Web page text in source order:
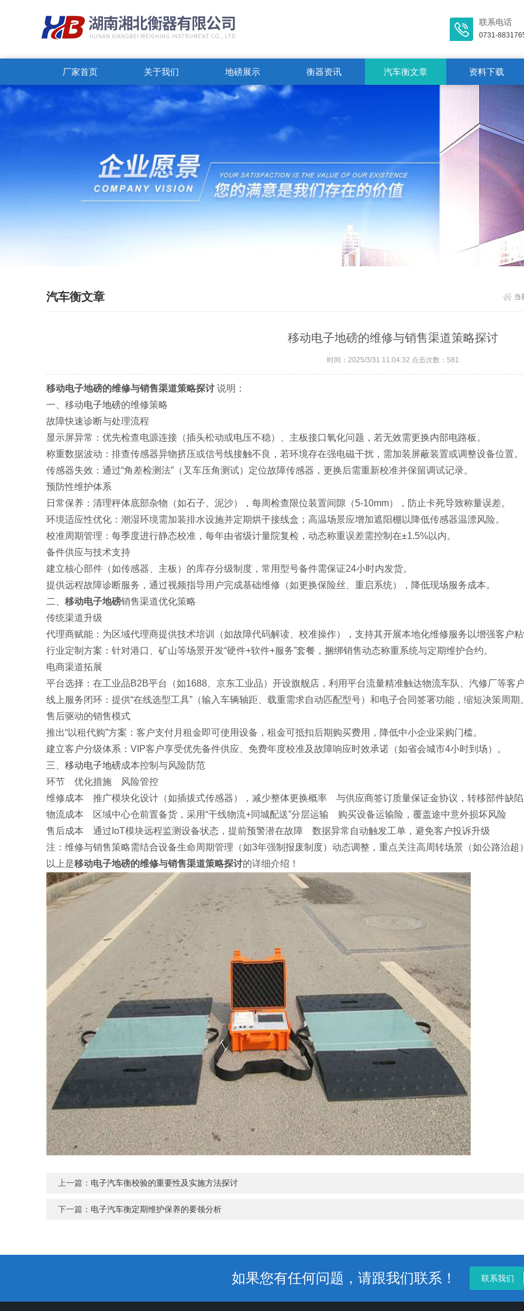
联系电话
0731-
厂家首页 关于我们 地磅展示 衡器资讯 汽车衡文章 资料下载
汽车衡文章 当
移动电子地磅的维修与销售渠道策略探讨
时间：2025/3/31 11:04:32 点击次数：581
移动电子地磅的维修与销售渠道策略探讨说明：
一、移动电子地磅的维修策略
‌故障快速诊断与处理流程‌
‌显示屏异常‌：优先检查电源连接（插头松动或电压不稳）、主板接口氧化问题，若无效需更换内部电路板‌。
‌称重数据波动‌：排查传感器异物挤压或信号线接触不良，若环境存在强电磁干扰，需加装屏蔽装置或调整设备位置‌。
‌传感器失效‌：通过“角差检测法”（叉车压角测试）定位故障传感器，更换后需重新校准并保留调试记录‌。
‌预防性维护体系‌
‌日常保养‌：清理秤体底部杂物（如石子、泥沙），每周检查限位装置间隙（5-10mm），防止卡死导致称量误差‌。
‌环境适应性优化‌：潮湿环境需加装排水设施并定期烘干接线盒；高温场景应增加遮阳棚以降低传感器温漂风险‌。
‌校准周期管理‌：每季度进行静态校准，每年由省级计量院复检，动态称重误差需控制在±1.5%以内‌。
‌备件供应与技术支持‌
建立核心部件（如传感器、主板）的库存分级制度，常用型号备件需保证24小时内发货‌。
提供远程故障诊断服务，通过视频指导用户完成基础维修（如更换保险丝、重启系统），降低现场服务成本‌。
二、移动电子地磅销售渠道优化策略
‌传统渠道升级‌
代理商赋能‌：为区域代理商提供技术培训（如故障代码解读、校准操作），支持其开展本地化维修服务以增强客户粘
‌行业定制方案‌：针对港口、矿山等场景开发“硬件+软件+服务”套餐，捆绑销售动态称重系统与定期维护合约‌。
‌电商渠道拓展‌
平台选择‌：在工业品B2B平台（如1688、京东工业品）开设旗舰店，利用平台流量精准触达物流车队、汽修厂等客户‌
‌线上服务闭环‌：提供“在线选型工具”（输入车辆轴距、载重需求自动匹配型号）和电子合同签署功能，缩短决策周期‌。
‌售后驱动的销售模式‌
推出“以租代购”方案：客户支付月租金即可使用设备，租金可抵扣后期购买费用，降低中小企业采购门槛‌。
建立客户分级体系：VIP客户享受优先备件供应、免费年度校准及故障响应时效承诺（如省会城市4小时到场）‌。
三、移动电子地磅成本控制与风险防范
‌环节‌ ‌优化措施‌ ‌风险管控‌
维修成本‌ 推广模块化设计（如插拔式传感器），减少整体更换概率 与供应商签订质量保证金协议，转移部件缺
‌物流成本‌ 区域中心仓前置备货，采用“干线物流+同城配送”分层运输 购买设备运输险，覆盖途中意外损坏风险‌
‌售后成本‌ 通过IoT模块远程监测设备状态，提前预警潜在故障 数据异常自动触发工单，避免客户投诉升级‌
注‌：维修与销售策略需结合设备生命周期管理（如3年强制报废制度）动态调整，重点关注高周转场景（如公路治超
以上是移动电子地磅的维修与销售渠道策略探讨的详细介绍！
上一篇： 电子汽车衡校验的重要性及实施方法探讨
下一篇： 电子汽车衡定期维护保养的要领分析
如果您有任何问题，请跟我们联系！ 联系我们